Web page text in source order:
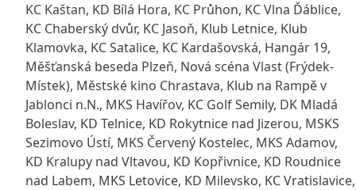
KC Kaštan, KD Bílá Hora, KC Průhon, KC Vlna Ďáblice,
KC Chaberský dvůr, KC Jasoň, Klub Letnice, Klub
Klamovka, KC Satalice, KC Kardašovská, Hangár 19,
Měšťanská beseda Plzeň, Nová scéna Vlast (Frýdek-
Místek), Městské kino Chrastava, Klub na Rampě v
Jablonci n.N., MKS Havířov, KC Golf Semily, DK Mladá
Boleslav, KD Telnice, KD Rokytnice nad Jizerou, MSKS
Sezimovo Ústí, MKS Červený Kostelec, MKS Adamov,
KD Kralupy nad Vltavou, KD Kopřivnice, KD Roudnice
nad Labem, MKS Letovice, KD Milevsko, KC Vratislavice,